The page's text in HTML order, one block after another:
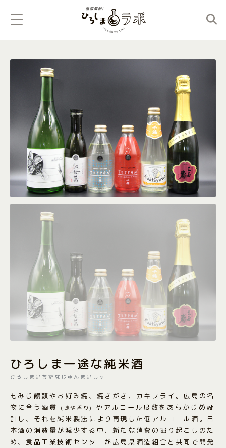
ひろしま一途な純米酒
ひろしまいちずなじゅんまいしゅ
もみじ饅頭やお好み焼、焼きがき、カキフライ。広島の名
物に合う酒質
(味や香り)
やアルコール度数をあらかじめ設
計し、それを純米製法により再現した低アルコール酒。日
本酒の消費量が減少する中、新たな消費の掘り起こしのた
め、食品工業技術センターが広島県酒造組合と共同で開発